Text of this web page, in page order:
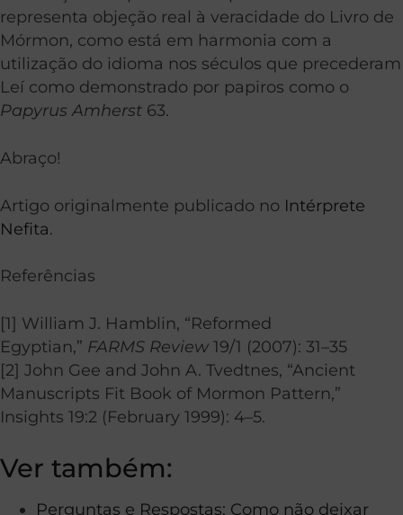
representa objeção real à veracidade do Livro de
Mórmon, como está em harmonia com a
utilização do idioma nos séculos que precederam
Leí como demonstrado por papiros como o
Papyrus Amherst 63.
Abraço!
Artigo originalmente publicado no Intérprete
Nefita.
Referências
[1] William J. Hamblin, “Reformed
Egyptian,” FARMS Review 19/1 (2007): 31–35
[2] John Gee and John A. Tvedtnes, “Ancient
Manuscripts Fit Book of Mormon Pattern,”
Insights 19:2 (February 1999): 4–5.
Ver também:
Perguntas e Respostas: Como não deixar